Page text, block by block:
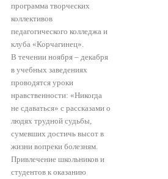
программа творческих
коллективов
педагогического колледжа и
клуба «Корчагинец».
В течении ноября – декабря
в учебных заведениях
проводятся уроки
нравственности: «Никогда
не сдаваться» с рассказами о
людях трудной судьбы,
сумевших достичь высот в
жизни вопреки болезням.
Привлечение школьников и
студентов к оказанию